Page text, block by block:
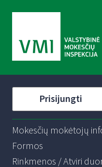
Prisijungti
Mokesčių mokėtojų
Formos
Rinkmenos / Atviri